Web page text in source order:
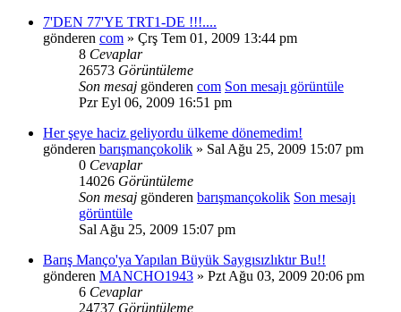
7'DEN 77'YE TRT1-DE !!!....
gönderen com » Çrş Tem 01, 2009 13:44 pm
8 Cevaplar
26573 Görüntüleme
Son mesaj gönderen com Son mesajı görüntüle
Pzr Eyl 06, 2009 16:51 pm
Her şeye haciz geliyordu ülkeme dönemedim!
gönderen barışmançokolik » Sal Ağu 25, 2009 15:07 pm
0 Cevaplar
14026 Görüntüleme
Son mesaj gönderen barışmançokolik Son mesajı
görüntüle
Sal Ağu 25, 2009 15:07 pm
Barış Manço'ya Yapılan Büyük Saygısızlıktır Bu!!
gönderen MANCHO1943 » Pzt Ağu 03, 2009 20:06 pm
6 Cevaplar
24737 Görüntüleme